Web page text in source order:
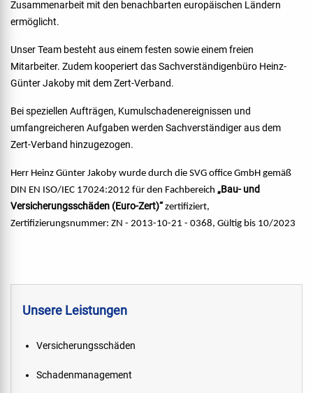
Zusammenarbeit mit den benachbarten europäischen Ländern
ermöglicht.
Unser Team besteht aus einem festen sowie einem freien
Mitarbeiter. Zudem kooperiert das Sachverständigenbüro Heinz-
Günter Jakoby mit dem Zert-Verband.
Bei speziellen Aufträgen, Kumulschadenereignissen und
umfangreicheren Aufgaben werden Sachverständiger aus dem
Zert-Verband hinzugezogen.
Herr Heinz Günter Jakoby wurde durch die SVG office GmbH gemäß
DIN EN ISO/IEC 17024:2012 für den Fachbereich „Bau- und
Versicherungsschäden (Euro-Zert)“ zertifiziert,
Zertifizierungsnummer: ZN - 2013-10-21 - 0368, Gültig bis 10/2023
Unsere Leistungen
Versicherungsschäden
Schadenmanagement